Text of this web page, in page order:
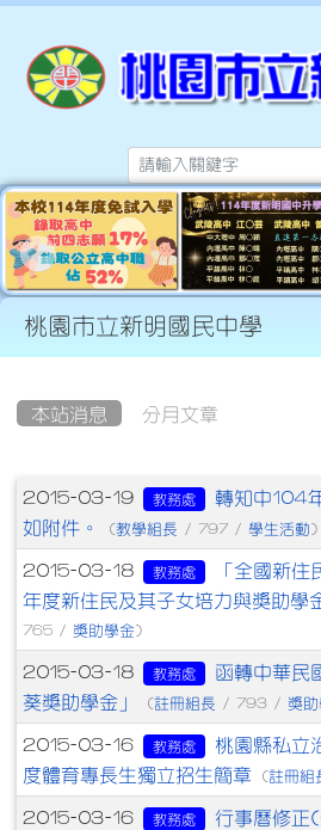
桃園市立新明國民中學
本站消息 分月文章
文章列表
2015-03-19 教務處
轉知中104
如附件。
(教學組長 / 797 / 學生活動 )
2015-03-18 教務處
「全國新
年度新住民及其子女培力與獎助學
765 / 獎助學金 )
2015-03-18 教務處
函轉中華民
葵獎助學金」
(註冊組長 / 793 / 獎助
2015-03-16 教務處
桃園縣私立
度體育專長生獨立招生簡章
(註冊組
2015-03-16 教務處
行事曆修正